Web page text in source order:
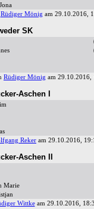
Rüdiger Mönig am 29.10.2016,
SK
Rüdiger Mönig am
Aschen I
Reker am 29.10.2016,
Aschen II
Marie
Wittkeam 29.10.2016,